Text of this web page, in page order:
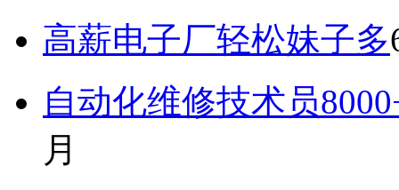
高薪电子厂轻松妹子多
自动化维修技术员
月